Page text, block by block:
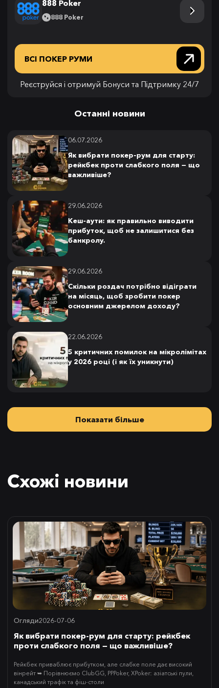
888 Poker
888 Poker
ВСІ ПОКЕР РУМИ
Реєструйся і отримуй Бонуси та Підтримку 24/7
Останні новини
06.07.2026
Як вибрати покер-рум для старту:
рейкбек проти слабкого поля — що
важливіше?
29.06.2026
Кеш-аути: як правильно виводити
прибуток, щоб не залишитися без
банкролу.
29.06.2026
Скільки роздач потрібно відіграти
на місяць, щоб зробити покер
основним джерелом доходу?
22.06.2026
5 критичних помилок на мікролімітах
у 2026 році (і як їх уникнути)
Показати більше
Схожі новини
Огляди2026-07-06
Як вибрати покер-рум для старту: рейкбек
проти слабкого поля — що важливіше?
Рейкбек приваблює прибутком, але слабке поле дає високий
вінрейт ➥ Порівнюємо ClubGG, PPPoker, XPoker: азіатські пули,
канадський трафік та фіш-столи